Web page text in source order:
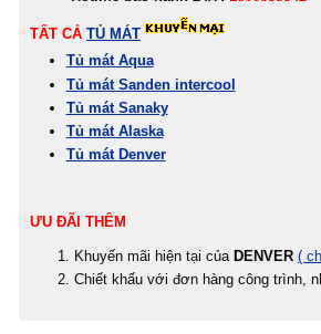
TẤT CẢ TỦ MÁT
Tủ mát Aqua
Tủ mát Sanden intercool
Tủ mát Sanaky
Tủ mát Alaska
Tủ mát Denver
ƯU ĐÃI THÊM
Khuyến mãi hiện tại của DENVER (
Chiết khấu với đơn hàng công trình,